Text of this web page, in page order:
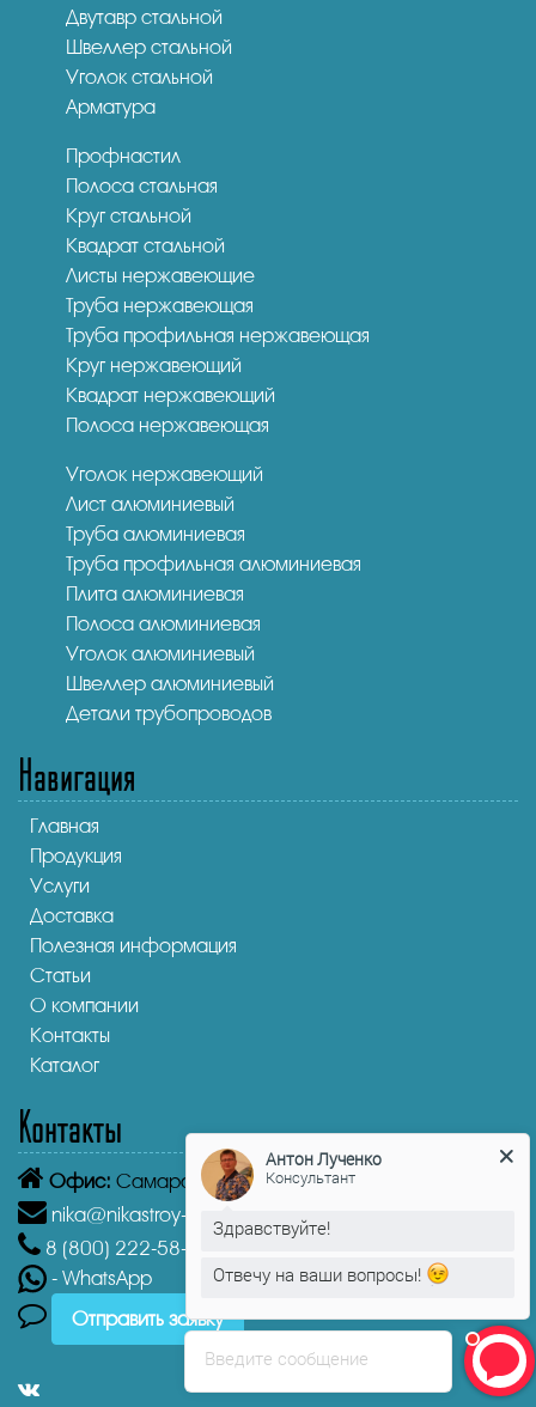
Двутавр стальной
Швеллер стальной
Уголок стальной
Арматура
Профнастил
Полоса стальная
Круг стальной
Квадрат стальной
Листы нержавеющие
Труба нержавеющая
Труба профильная нержавеющая
Круг нержавеющий
Квадрат нержавеющий
Полоса нержавеющая
Уголок нержавеющий
Лист алюминиевый
Труба алюминиевая
Труба профильная алюминиевая
Плита алюминиевая
Полоса алюминиевая
Уголок алюминиевый
Швеллер алюминиевый
Детали трубопроводов
Навигация
Главная
Продукция
Услуги
Доставка
Полезная информация
Статьи
О компании
Контакты
Каталог
Контакты
Офис: Самара,
Демократическая улица, 45А
nika@nikastroy-msk.ru
8 (800) 222-58-30
- WhatsApp
Отправить заявку
Введите сообщение
Антон Лученко
Консультант
Здравствуйте!